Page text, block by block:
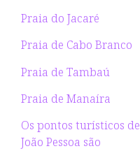
Praia do Jacaré
Praia de Cabo Branco
Praia de Tambaú
Praia de Manaíra
Os pontos turísticos de
João Pessoa são